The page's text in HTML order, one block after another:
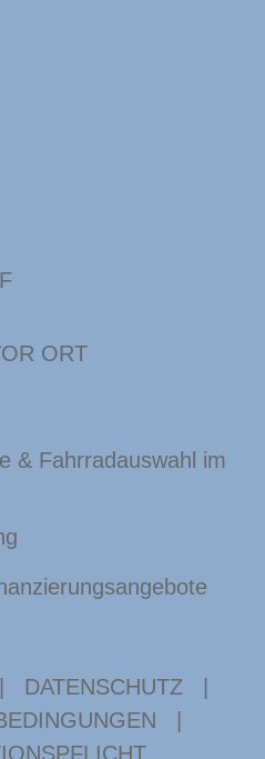
ORT
& Fahrradauswahl im
DATENSCHUTZ